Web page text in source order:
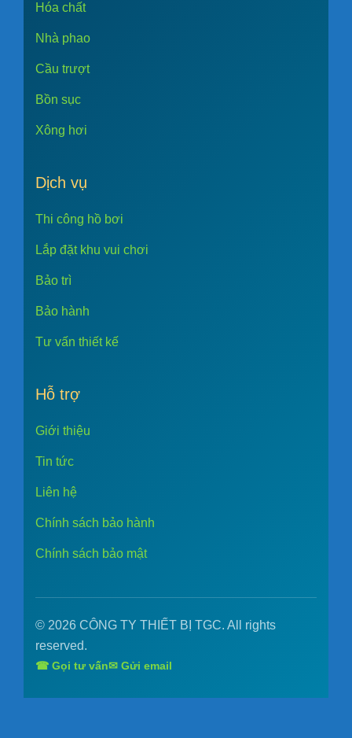
Hóa chất
Nhà phao
Cầu trượt
Bồn sục
Xông hơi
Dịch vụ
Thi công hồ bơi
Lắp đặt khu vui chơi
Bảo trì
Bảo hành
Tư vấn thiết kế
Hỗ trợ
Giới thiệu
Tin tức
Liên hệ
Chính sách bảo hành
Chính sách bảo mật
© 2026 CÔNG TY THIẾT BỊ TGC. All rights
reserved.
☎ Gọi tư vấn✉ Gửi email